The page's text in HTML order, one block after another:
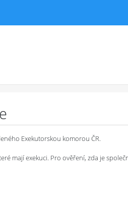
Exekutorskou komorou ČR.
mají exekuci. Pro ověření, zda je